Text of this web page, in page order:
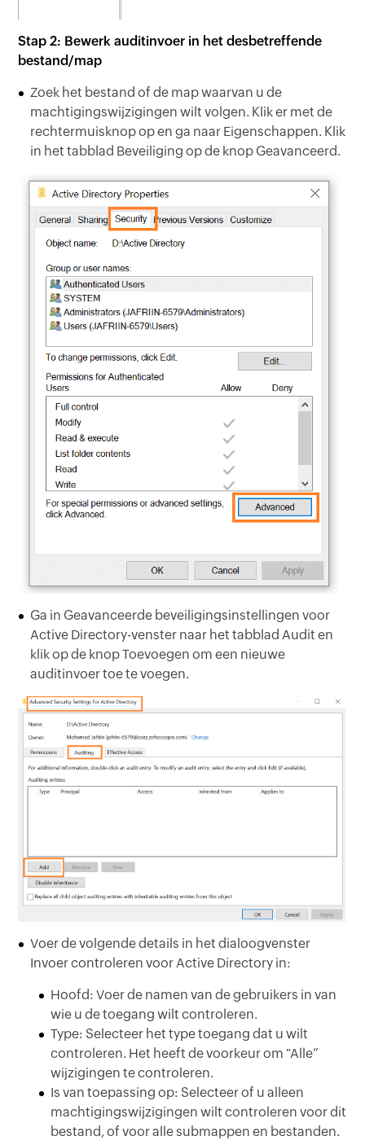
Stap 2: Bewerk auditinvoer in het desbetreffende
bestand/map
Zoek het bestand of de map waarvan u de
machtigingswijzigingen wilt volgen. Klik er met de
rechtermuisknop op en ga naar Eigenschappen. Klik
in het tabblad Beveiliging op de knop Geavanceerd.
Ga in Geavanceerde beveiligingsinstellingen voor
Active Directory-venster naar het tabblad Audit en
klik op de knop Toevoegen om een nieuwe
auditinvoer toe te voegen.
Voer de volgende details in het dialoogvenster
Invoer controleren voor Active Directory in:
Hoofd: Voer de namen van de gebruikers in van
wie u de toegang wilt controleren.
Type: Selecteer het type toegang dat u wilt
controleren. Het heeft de voorkeur om "Alle”
wijzigingen te controleren.
Is van toepassing op: Selecteer of u alleen
machtigingswijzigingen wilt controleren voor dit
bestand, of voor alle submappen en bestanden.